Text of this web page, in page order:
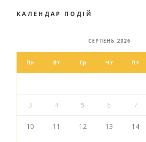
КАЛЕНДАР ПОДІЙ
СЕРПЕНЬ 2026
Пн Вт Ср Чт Пт
3 4 5 6 7
10 11 12 13 14